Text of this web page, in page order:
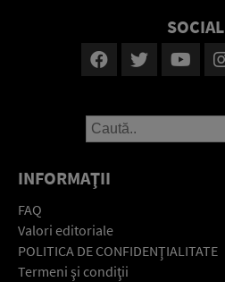
SOCIAL
INFORMAŢII
FAQ
Valori editoriale
POLITICA DE CONFIDENŢIALITATE
Termeni şi condiţii